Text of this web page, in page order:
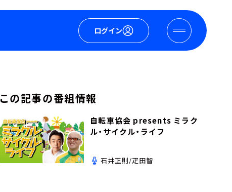
ログイン
この記事の番組情報
自転車協会 presents ミラク
ル・サイクル・ライフ
石井正則/疋田智